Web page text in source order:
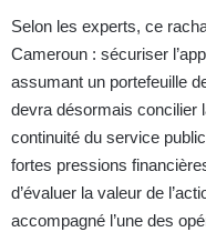
Selon les experts, ce
Cameroun : sécuriser
assumant un portefeuille
devra désormais concilier
continuité du service
fortes pressions
d’évaluer la valeur de
accompagné l’une des